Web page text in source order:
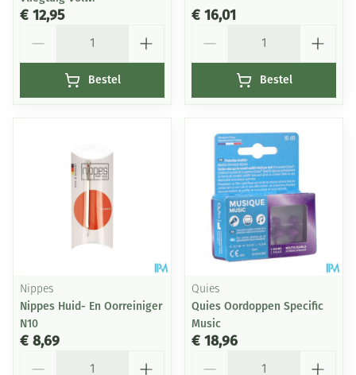
€ 12,95
Bestel
€ 16,01
Bestel
Nippes
Nippes Huid- En Oorreiniger
N10
€ 8,69
Quies
Quies Oordoppen Specific
Music
€ 18,96